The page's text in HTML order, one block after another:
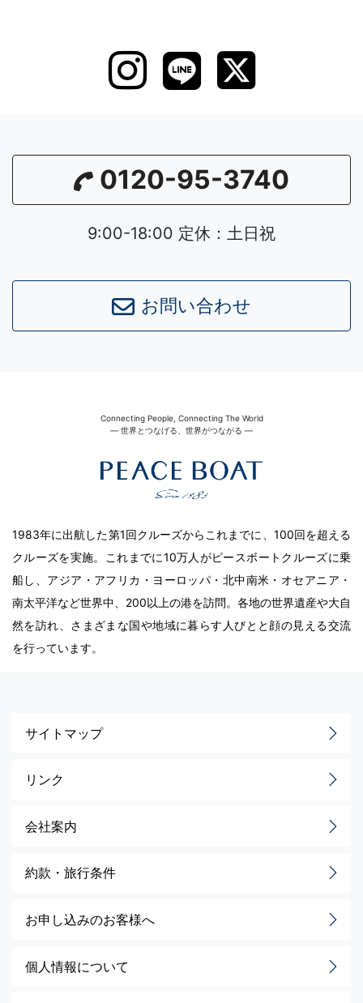
0120-95-3740
9:00-18:00 定休：土日祝
お問い合わせ
Connecting People, Connecting The World
― 世界とつなげる、世界がつながる ―
1983年に出航した第1回クルーズからこれまでに、100回を超える
クルーズを実施。これまでに10万人がピースボートクルーズに乗
船し、アジア・アフリカ・ヨーロッパ・北中南米・オセアニア・
南太平洋など世界中、200以上の港を訪問。各地の世界遺産や大自
然を訪れ、さまざまな国や地域に暮らす人びとと顔の見える交流
を行っています。
サイトマップ
リンク
会社案内
約款・旅行条件
お申し込みのお客様へ
個人情報について